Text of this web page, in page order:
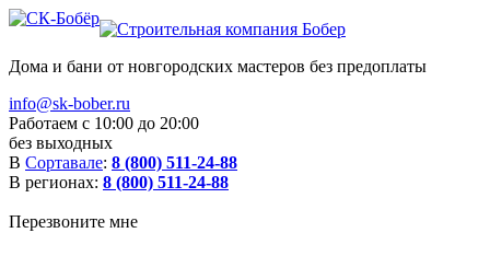
Дома и бани от новгородских мастеров без предоплаты
info@sk-bober.ru
Работаем с 10:00 до 20:00
без выходных
В Сортавале: 8 (800) 511-24-88
В регионах: 8 (800) 511-24-88
Перезвоните мне